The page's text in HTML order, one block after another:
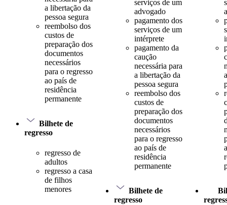
a libertação da
pessoa segura
reembolso dos
custos de
preparação dos
documentos
necessários
para o regresso
ao país de
residência
permanente
Bilhete de
regresso
regresso de
adultos
regresso a casa
de filhos
menores
serviços de um
advogado
pagamento dos
serviços de um
intérprete
pagamento da
caução
necessária para
a libertação da
pessoa segura
reembolso dos
custos de
preparação dos
documentos
necessários
para o regresso
ao país de
residência
permanente
Bilhete de
regresso